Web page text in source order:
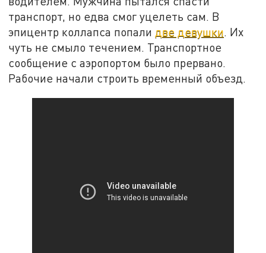
транспорт, но едва смог уцелеть сам. В
эпицентр коллапса попали две девушки. Их
чуть не смыло течением. Транспортное
сообщение с аэропортом было прервано.
Рабочие начали строить временный объезд.